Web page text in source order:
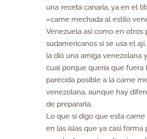
una receta canaria, ya en el
«carne mechada al estilo
Venezuela así como en otros
sudamericanos si se usa el
la dió una amiga venezolana
cual porque quería que fuera
parecida posible a la carne
venezolana, aunque hay
de prepararla.
Lo que sí digo que esta
en las islas que ya casi forma